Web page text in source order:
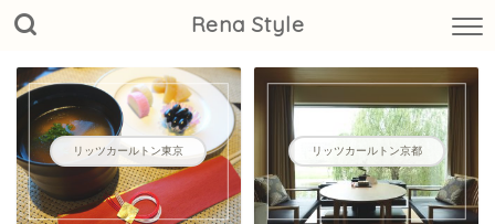
Rena Style
リッツカールトン東京 リッツカールトン京都